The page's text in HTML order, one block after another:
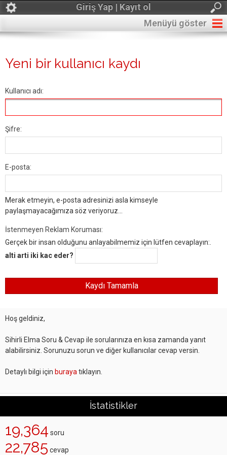
Giriş Yap | Kayıt ol
Menüyü göster
Yeni bir kullanıcı kaydı
Kullanıcı adı:
Şifre:
E-posta:
Merak etmeyin, e-posta adresinizi asla kimseyle
paylaşmayacağımıza söz veriyoruz...
İstenmeyen Reklam Koruması:
Gerçek bir insan olduğunu anlayabilmemiz için lütfen cevaplayın:.
alti arti iki kac eder?
Hoş geldiniz,
Sihirli Elma Soru & Cevap ile sorularınıza en kısa zamanda yanıt
alabilirsiniz. Sorunuzu sorun ve diğer kullanıcılar cevap versin.
Detaylı bilgi için buraya tıklayın.
İstatistikler
19,364 soru
22,785 cevap